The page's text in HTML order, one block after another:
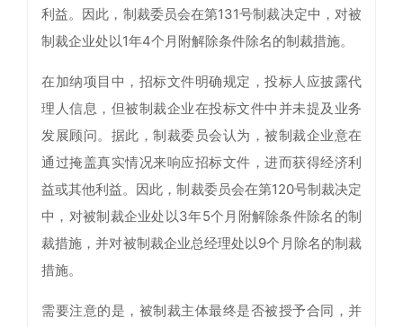
利益。因此，制裁委员会在第131号制裁决定中，对被
制裁企业处以1年4个月附解除条件除名的制裁措施。
在加纳项目中，招标文件明确规定，投标人应披露代
理人信息，但被制裁企业在投标文件中并未提及业务
发展顾问。据此，制裁委员会认为，被制裁企业意在
通过掩盖真实情况来响应招标文件，进而获得经济利
益或其他利益。因此，制裁委员会在第120号制裁决定
中，对被制裁企业处以3年5个月附解除条件除名的制
裁措施，并对被制裁企业总经理处以9个月除名的制裁
措施。
需要注意的是，被制裁主体最终是否被授予合同，并